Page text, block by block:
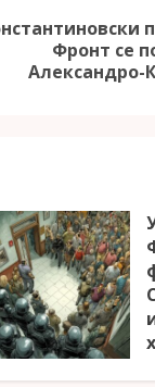
Фронт се
Александро-